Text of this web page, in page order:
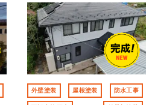
外壁塗装 屋根塗装 防水工事